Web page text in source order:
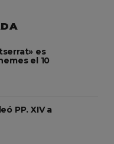
es
el 10
PP. XIV a